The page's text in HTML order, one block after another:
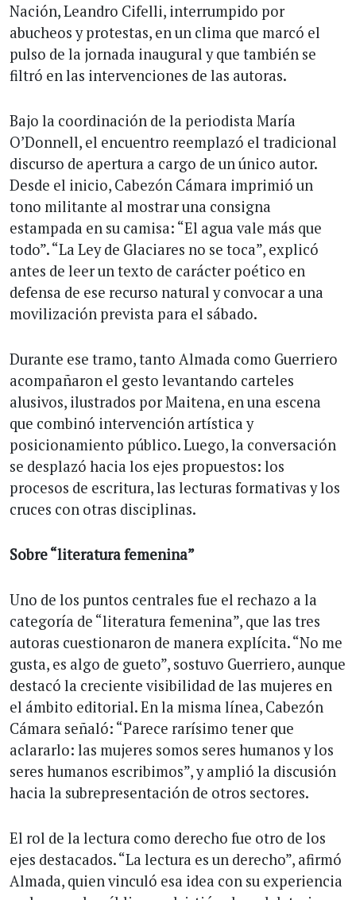
Nación, Leandro Cifelli, interrumpido por
abucheos y protestas, en un clima que marcó el
pulso de la jornada inaugural y que también se
filtró en las intervenciones de las autoras.
Bajo la coordinación de la periodista María
O’Donnell, el encuentro reemplazó el tradicional
discurso de apertura a cargo de un único autor.
Desde el inicio, Cabezón Cámara imprimió un
tono militante al mostrar una consigna
estampada en su camisa: “El agua vale más que
todo”. “La Ley de Glaciares no se toca”, explicó
antes de leer un texto de carácter poético en
defensa de ese recurso natural y convocar a una
movilización prevista para el sábado.
Durante ese tramo, tanto Almada como Guerriero
acompañaron el gesto levantando carteles
alusivos, ilustrados por Maitena, en una escena
que combinó intervención artística y
posicionamiento público. Luego, la conversación
se desplazó hacia los ejes propuestos: los
procesos de escritura, las lecturas formativas y los
cruces con otras disciplinas.
Sobre “literatura femenina”
Uno de los puntos centrales fue el rechazo a la
categoría de “literatura femenina”, que las tres
autoras cuestionaron de manera explícita. “No me
gusta, es algo de gueto”, sostuvo Guerriero, aunque
destacó la creciente visibilidad de las mujeres en
el ámbito editorial. En la misma línea, Cabezón
Cámara señaló: “Parece rarísimo tener que
aclararlo: las mujeres somos seres humanos y los
seres humanos escribimos”, y amplió la discusión
hacia la subrepresentación de otros sectores.
El rol de la lectura como derecho fue otro de los
ejes destacados. “La lectura es un derecho”, afirmó
Almada, quien vinculó esa idea con su experiencia